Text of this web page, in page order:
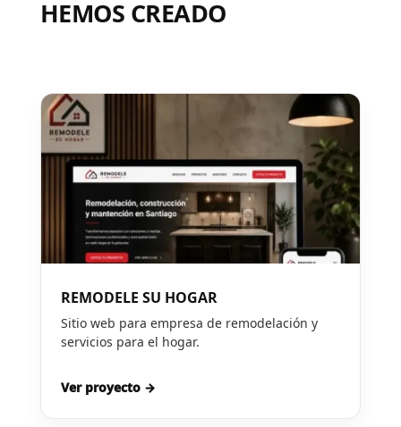
HEMOS CREADO
REMODELE SU HOGAR
Sitio web para empresa de remodelación y
servicios para el hogar.
Ver proyecto →